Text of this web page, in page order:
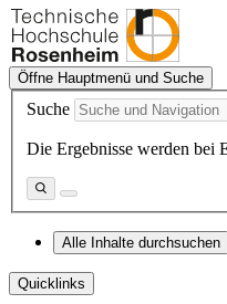
Öffne Hauptmenü und Suche
Suche
Die Ergebnisse werden bei
Alle Inhalte durchsuchen
Quicklinks